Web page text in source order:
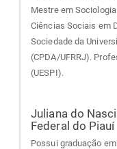
Mestre em
Ciências Sociais em
Sociedade da
(CPDA/UFRRJ).
(UESPI).
Juliana do
Federal do Piauí
Possui graduação